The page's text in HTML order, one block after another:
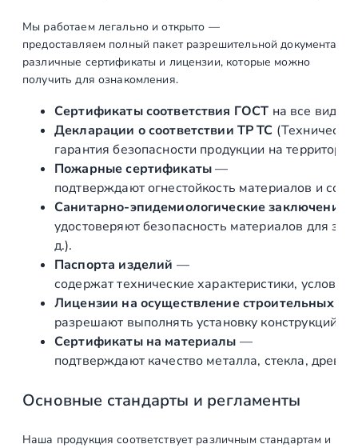
с
п
а
й
а
Мы работаем легально и открыто —
предоставляем полный пакет разрешительной
различные сертификаты и лицензии, которые можно
получить для ознакомления.
Сертификаты соответствия ГОСТ на все виды
Декларации о соответствии ТР ТС
гарантия безопасности продукции на
Пожарные сертификаты—
подтверждают огнестойкость материалов и
Санитарно‑эпидемиологические заключения
удостоверяют безопасность материалов для
д.).
Паспорта изделий —
содержат технические характеристики,
Лицензии на осуществление строительных и
разрешают выполнять установку конструкций
Сертификаты на материалы —
подтверждают качество металла, стекла,
Основные стандарты и регламенты
Наша продукция соответствует различным стандартам и